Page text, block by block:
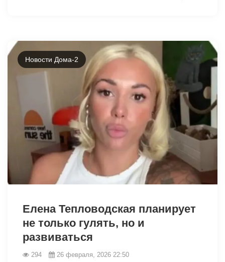
Новости Дома-2
Елена Тепловодская планирует
не только гулять, но и
развиваться
294 26 февраля, 2026 22:50